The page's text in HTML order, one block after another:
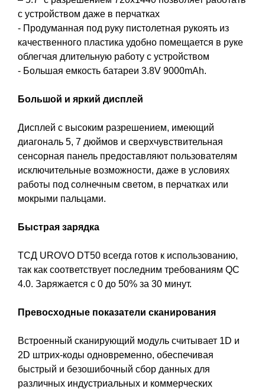
с устройством даже в перчатках
- Продуманная под руку пистолетная рукоять из
качественного пластика удобно помещается в руке
облегчая длительную работу с устройством
- Большая емкость батареи 3.8V 9000mAh.
Большой и яркий дисплей
Дисплей с высоким разрешением, имеющий
диагональ 5, 7 дюймов и сверхчувствительная
сенсорная панель предоставляют пользователям
исключительные возможности, даже в условиях
работы под солнечным светом, в перчатках или
мокрыми пальцами.
Быстрая зарядка
ТСД UROVO DT50 всегда готов к использованию,
так как соответствует последним требованиям QC
4.0. Заряжается с 0 до 50% за 30 минут.
Превосходные показатели сканирования
Встроенный сканирующий модуль считывает 1D и
2D штрих-коды одновременно, обеспечивая
быстрый и безошибочный сбор данных для
различных индустриальных и коммерческих